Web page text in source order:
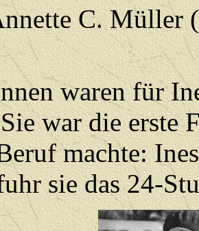
C. Müller
waren für
war die erste
machte:
sie das 24-